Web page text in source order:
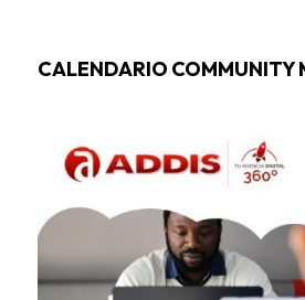
CALENDARIO COMMUNITY